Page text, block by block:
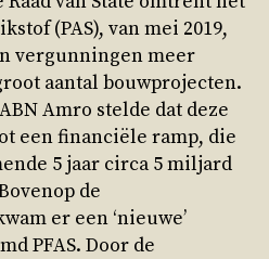
(PAS), van mei 2019,
vergunningen meer
aantal bouwprojecten.
Amro stelde dat deze
een financiële ramp, die
5 jaar circa 5 miljard
de
er een ‘nieuwe’
PFAS. Door de